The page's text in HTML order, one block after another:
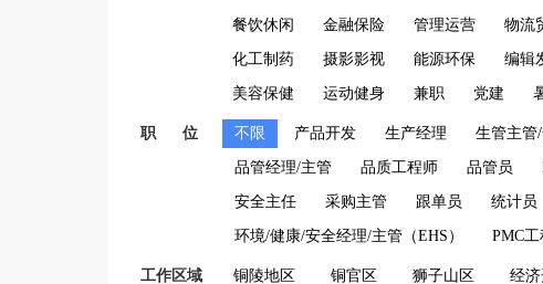
餐饮休闲 金融保险 管理运营 物流
化工制药 摄影影视 能源环保 编辑
美容保健 运动健身 兼职 党建
职 位 不限 产品开发 生产经理 生管主管
品管经理/主管 品质工程师 品管员
安全主任 采购主管 跟单员 统计员
环境/健康/安全经理/主管（EHS） PMC工
工作区域 铜陵地区 铜官区 狮子山区 经济